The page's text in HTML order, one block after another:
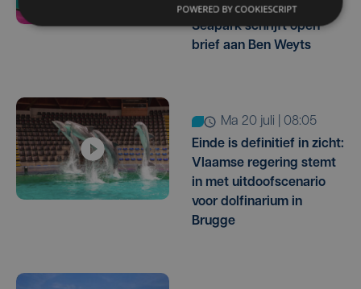
verbeteren?": Boudewijn
Seapark schrijft open
brief aan Ben Weyts
ma 20 juli | 08:05
Einde is definitief in zicht:
Vlaamse regering stemt
in met uitdoofscenario
voor dolfinarium in
Brugge
POWERED BY COOKIESCRIPT